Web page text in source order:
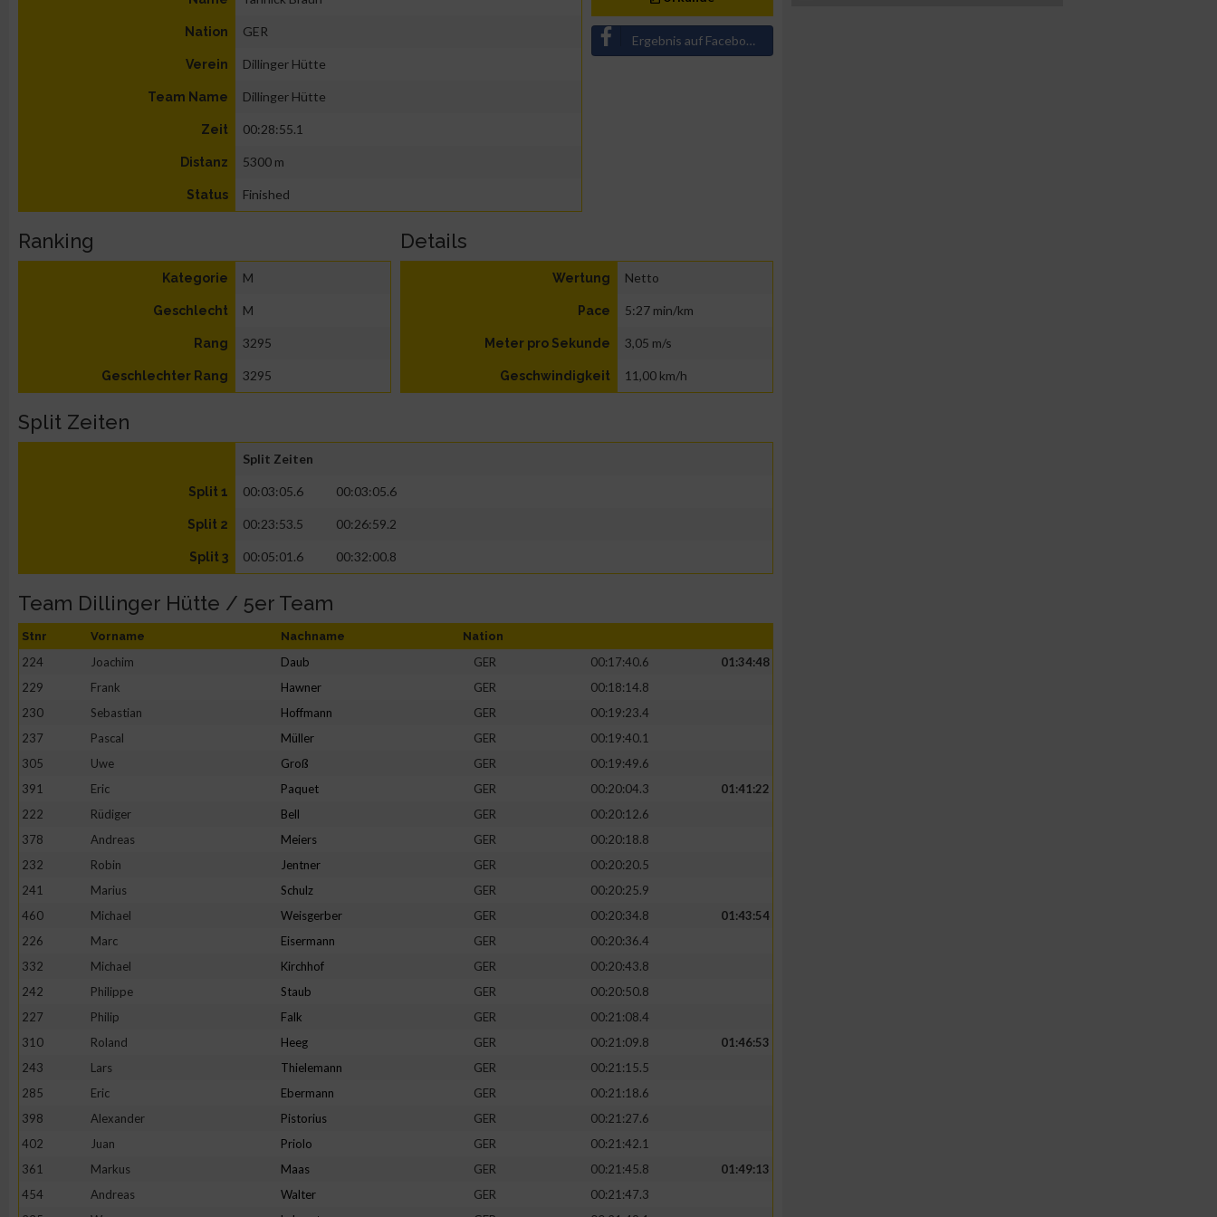
Nation GER
Verein Dillinger Hütte
Team Name Dillinger Hütte
Zeit 00:28:55.1
Distanz 5300 m
Status Finished
Ergebnis auf Facebook teilen
Ranking
Kategorie M
Geschlecht M
Rang 3295
Geschlechter Rang 3295
Details
Wertung Netto
Pace 5:27 min/km
Meter pro Sekunde 3,05 m/s
Geschwindigkeit 11,00 km/h
Split Zeiten
Split Zeiten
Split 1 00:03:05.6 00:03:05.6
Split 2 00:23:53.5 00:26:59.2
Split 3 00:05:01.6 00:32:00.8
Team Dillinger Hütte / 5er Team
Stnr Vorname Nachname Nation
224 Joachim Daub GER 00:17:40.6
01:34:48
229
Frank Hawner GER
00:18:14.8
230
Sebastian Hoffmann GER
00:19:23.4
237
Pascal Müller GER
00:19:40.1
305
Uwe Groß GER
00:19:49.6
391
Eric Paquet GER 00:20:04.3
01:41:22
222
Rüdiger Bell GER
00:20:12.6
378
Andreas Meiers GER
00:20:18.8
232
Robin Jentner GER
00:20:20.5
241
Marius Schulz GER
00:20:25.9
460
Michael Weisgerber GER 00:20:34.8
01:43:54
226
Marc Eisermann GER
00:20:36.4
332
Michael Kirchhof GER
00:20:43.8
242
Philippe Staub GER
00:20:50.8
227
Philip Falk GER
00:21:08.4
310
Roland Heeg GER 00:21:09.8
01:46:53
243
Lars Thielemann GER
00:21:15.5
285
Eric Ebermann GER
00:21:18.6
398
Alexander Pistorius GER
00:21:27.6
402
Juan Priolo GER
00:21:42.1
361
Markus Maas GER 00:21:45.8
01:49:13
454
Andreas Walter GER
00:21:47.3